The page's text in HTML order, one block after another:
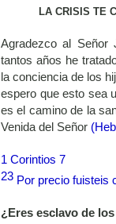
LA CRISIS TE
Agradezco al Señor
tantos años he
la conciencia de los
espero que esto sea
es el camino de la
Venida del Señor
1 Corintios 7
23 Por precio fuisteis
¿Eres esclavo de